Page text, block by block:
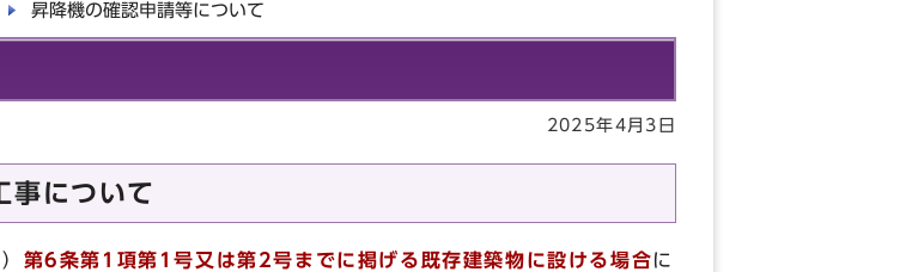
昇降機の確認申請等について
2025年4月3日
事について
第6条第1項第1号又は第2号までに掲げる既存建築物に設ける場合に